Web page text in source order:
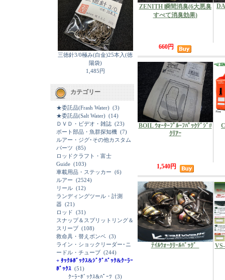
三徳針3/0極み(白金)25本入(徳
陽袋)
1,485円
カテゴリー
★委託品(Frash Water) (3)
★委託品(Salt Water) (14)
ＤＶＤ・ビデオ・雑誌 (23)
ボート部品・魚群探知機 (7)
ルアー・ジグ･その他カスタム
パーツ (85)
ロッドクラフト・富士
Guide (103)
車載用品・ステッカー (6)
ルアー (2524)
リール (12)
ランディングツール・計測
器 (21)
ロッド (31)
スナップ＆スプリットリング＆
スリーブ (108)
救命具・替えボンベ (3)
ライン・ショックリーダー･ニ
ードル・チューブ (244)
+ ﾀｯｸﾙﾎﾞｯｸｽ&ｼﾞｸﾞﾊﾞｯｸ&ｸｰﾗｰ
ﾎﾞｯｸｽ (51)
ｸｰﾗｰﾎﾞｯｸｽ&ﾊﾟｰﾂ (3)
ZENITH 瞬間消臭(6大悪臭
すべて消臭効果)
660円
BOIL ｳｫｰﾀｰﾌﾟﾙｰﾌﾊﾟｯｸﾃﾞｼﾞ#
ｸﾘｱｰ
1,540円
ﾃｲﾙｳｫｰｸﾘｰﾙﾊﾞｯｸ゛